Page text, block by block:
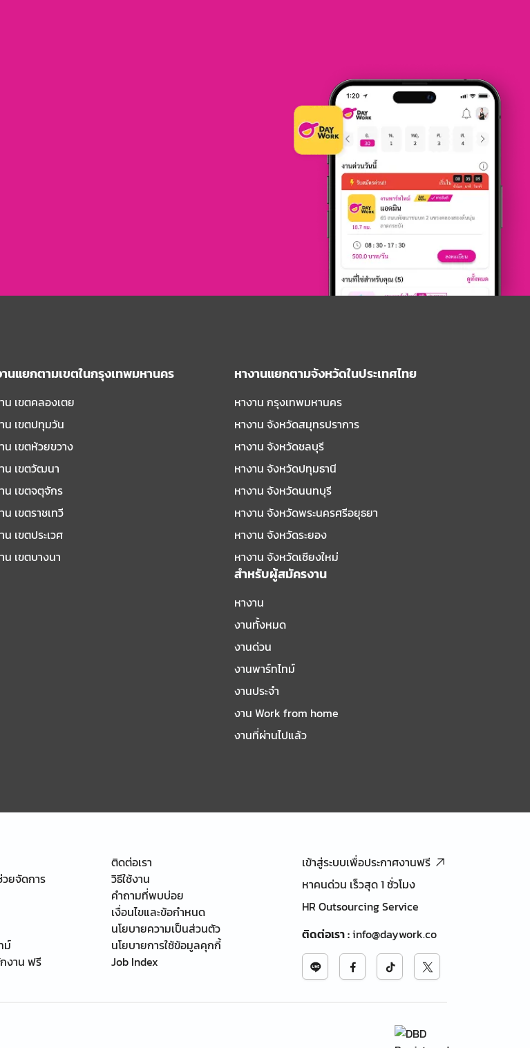
นแยกตามเขตในกรุงเทพมหานคร
น เขตคลองเตย
น เขตปทุมวัน
น เขตห้วยขวาง
น เขตวัฒนา
น เขตจตุจักร
น เขตราชเทวี
น เขตประเวศ
น เขตบางนา
หางานแยกตามจังหวัดในประเทศไทย
หางาน กรุงเทพมหานคร
หางาน จังหวัดสมุทรปราการ
หางาน จังหวัดชลบุรี
หางาน จังหวัดปทุมธานี
หางาน จังหวัดนนทบุรี
หางาน จังหวัดพระนครศรีอยุธยา
หางาน จังหวัดระยอง
หางาน จังหวัดเชียงใหม่
สำหรับผู้สมัครงาน
หางาน
งานทั้งหมด
งานด่วน
งานพาร์ทไทม์
งานประจำ
งาน Work from home
งานที่ผ่านไปแล้ว
ยจัดการ
ม์
งาน ฟรี
ติดต่อเรา
วิธีใช้งาน
คำถามที่พบบ่อย
เงื่อนไขและข้อกำหนด
นโยบายความเป็นส่วนตัว
นโยบายการใช้ข้อมูลคุกกี้
Job Index
เข้าสู่ระบบเพื่อประกาศงานฟรี
หาคนด่วน เร็วสุด 1 ชั่วโมง
HR Outsourcing Service
ติดต่อเรา:info@daywork.co